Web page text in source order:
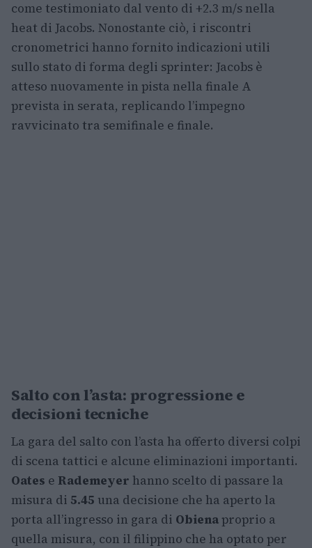
come testimoniato dal vento di +2.3 m/s nella
heat di Jacobs. Nonostante ciò, i riscontri
cronometrici hanno fornito indicazioni utili
sullo stato di forma degli sprinter: Jacobs è
atteso nuovamente in pista nella finale A
prevista in serata, replicando l’impegno
ravvicinato tra semifinale e finale.
Salto con l’asta: progressione e
decisioni tecniche
La gara del salto con l’asta ha offerto diversi colpi
di scena tattici e alcune eliminazioni importanti.
Oates e Rademeyer hanno scelto di passare la
misura di 5.45 una decisione che ha aperto la
porta all’ingresso in gara di Obienaproprio a
quella misura, con il filippino che ha optato per